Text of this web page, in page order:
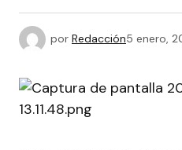
por Redacción5 enero,